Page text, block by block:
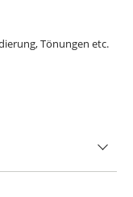
Tönungen etc.